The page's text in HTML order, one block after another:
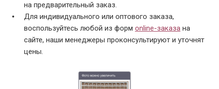
на предварительный заказ.
Для индивидуального или оптового заказа,
воспользуйтесь любой из форм online-заказа на
сайте, наши менеджеры проконсультируют и уточнят
цены.